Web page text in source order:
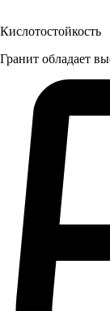
Кислотостойкость
Гранит обладает